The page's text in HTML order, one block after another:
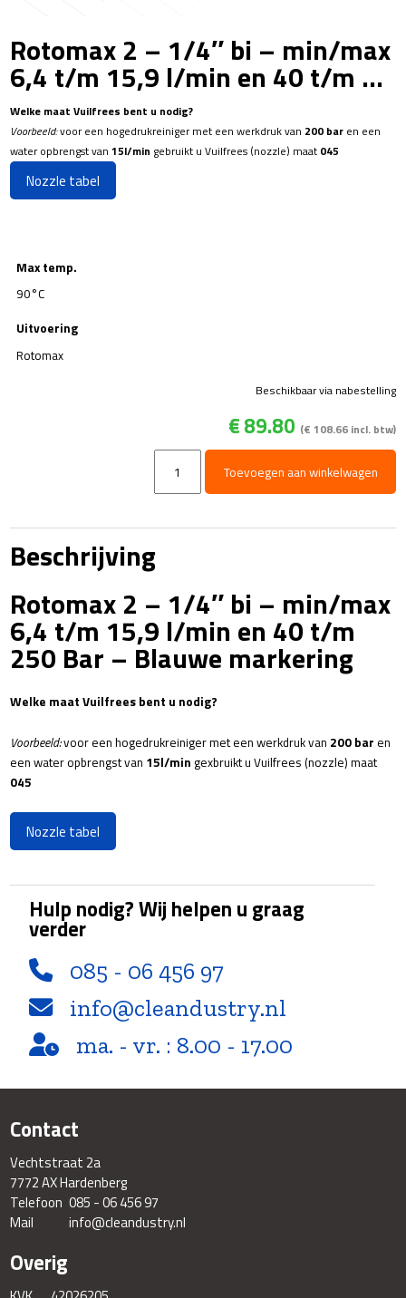
Rotomax 2 – 1/4″ bi – min/max
6,4 t/m 15,9 l/min en 40 t/m ...
Welke maat Vuilfrees bent u nodig?
Voorbeeld:voor een hogedrukreiniger met een werkdruk van 200 bar en een
water opbrengst van15l/min gebruikt u Vuilfrees (nozzle) maat 045
Nozzle tabel
Max temp.
90°C
Uitvoering
Rotomax
€89.80 (€ 108.66incl. btw)
Beschikbaar via nabestelling
-
-
6,4
t/m
15,9
l/min
40
250
Bar
Toevoegen aan winkelwagen
Beschrijving
Rotomax 2 – 1/4″ bi – min/max
6,4 t/m 15,9 l/min en 40 t/m
250 Bar – Blauwe markering
Welke maat Vuilfrees bent u nodig?
Voorbeeld:voor een hogedrukreiniger met een werkdruk van 200 bar en
een water opbrengst van 15l/min gexbruikt u Vuilfrees (nozzle) maat
045
Nozzle tabel
Hulp nodig? Wij helpen u graag
verder
085 - 06 456 97
info@cleandustry.nl
ma. - vr. : 8.00 - 17.00
Contact
Vechtstraat 2a
7772 AX Hardenberg
Telefoon 085 - 06 456 97
Mail
info@cleandustry.nl
Overig